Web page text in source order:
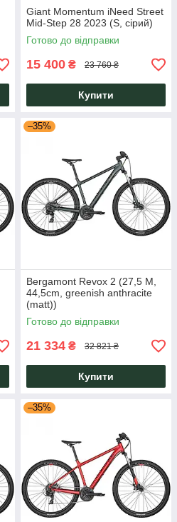
Giant Momentum iNeed Street
Mid-Step 28 2023 (S, сірий)
Готово до відправки
15 400 ₴ 23 760 ₴
Купити
–35%
Bergamont Revox 2 (27,5 M,
44,5cm, greenish anthracite
(matt))
Готово до відправки
21 334 ₴ 32 821 ₴
Купити
–35%